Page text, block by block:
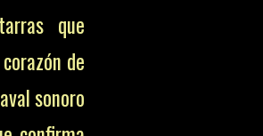
que
de
sonoro